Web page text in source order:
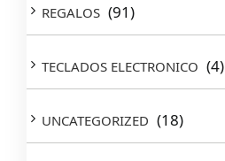
REGALOS (91)
TECLADOS ELECTRONICO (4)
UNCATEGORIZED (18)